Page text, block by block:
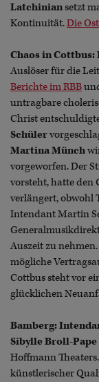
Latchiniansetzt
Kontinuität.Die
Chaos in
Auslöser für die
Berichte im RBB
untragbare
Christ
Schüler
Martina Münch
vorgeworfen. Der
vorsteht, hatte den
verlängert, obwohl
Intendant Martin
Auszeit zu
mögliche
Cottbus steht vor
glücklichen
Bamberg:
Sibylle Broll-Pape
Hoffmann
künstlerischer